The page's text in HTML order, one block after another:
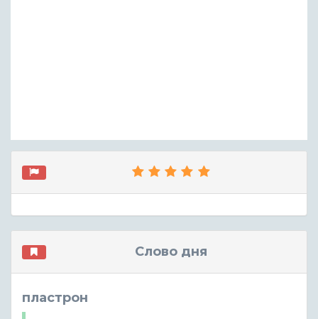
Слово дня
пластрон